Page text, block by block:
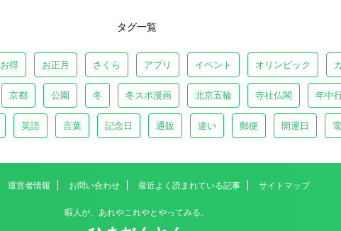
タグ一覧
お得 お正月 さくら アプリ イベント オリンピック
京都 公園 冬 冬スポ漫画 北京五輪 寺社仏閣 年中
英語 言葉 記念日 通販 違い 郵便 開運日
運営者情報 お問い合わせ 最近よく読まれている記事 サイトマップ
暇人が、あれやこれやとやってみる。